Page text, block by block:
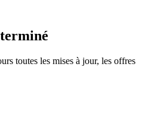
toutes les mises à jour, les offres